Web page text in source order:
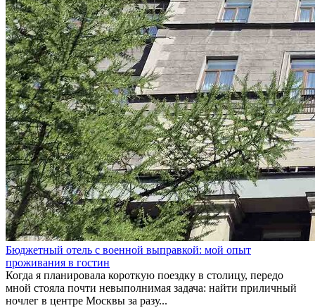
Бюджетный отель с военной выправкой: мой опыт
проживания в гостин
Когда я планировала короткую поездку в столицу, передо
мной стояла почти невыполнимая задача: найти приличный
ночлег в центре Москвы за разу...